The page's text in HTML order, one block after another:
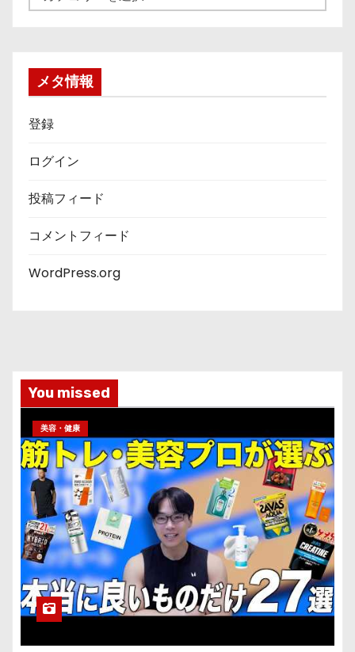
テ
メタ情報
登録
ログイン
投稿フィード
コメントフィード
WordPress.org
You missed
美容・健康